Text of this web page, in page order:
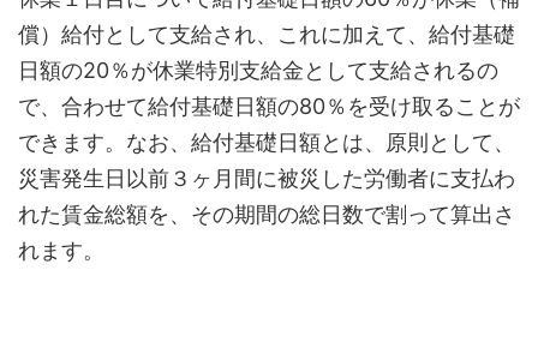
償）給付として支給され、これに加えて、給付基礎
日額の20％が休業特別支給金として支給されるの
で、合わせて給付基礎日額の80％を受け取ることが
できます。なお、給付基礎日額とは、原則として、
災害発生日以前３ヶ月間に被災した労働者に支払わ
れた賃金総額を、その期間の総日数で割って算出さ
れます。